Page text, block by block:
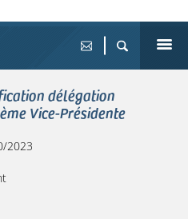
délégation
Vice-Présidente
2023